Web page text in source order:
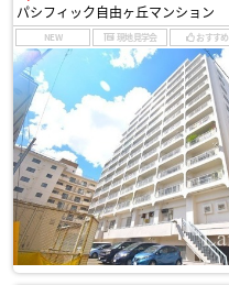
パシフィック自由ヶ丘マンション
NEW 現地見学会 おすすめ